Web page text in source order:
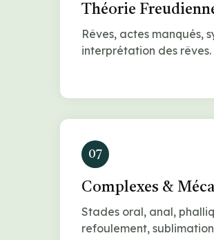
Théorie
Rêves, actes manqués,
interprétation des rêves.
07
Complexes &
Stades oral, anal,
refoulement,